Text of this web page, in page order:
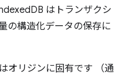
はトランザクシ
の構造化データの保存に
オリジンに固有です （通